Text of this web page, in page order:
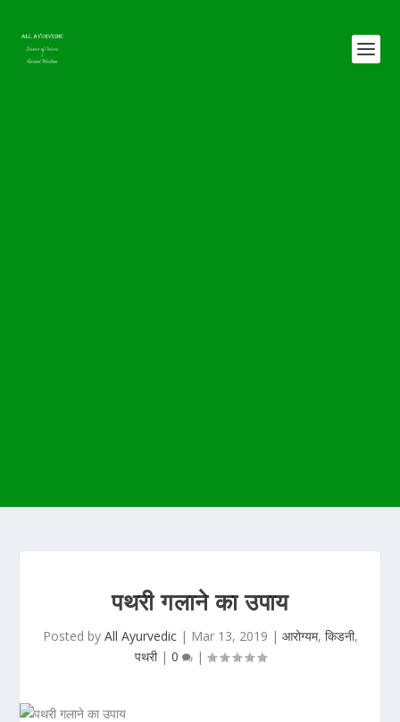
पथरी गलाने का उपाय
Posted by All Ayurvedic| Mar 13, 2019 | आरोग्यम, किडनी,
पथरी| 0 |